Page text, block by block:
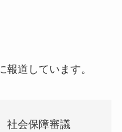
道しています。
社会保障審議